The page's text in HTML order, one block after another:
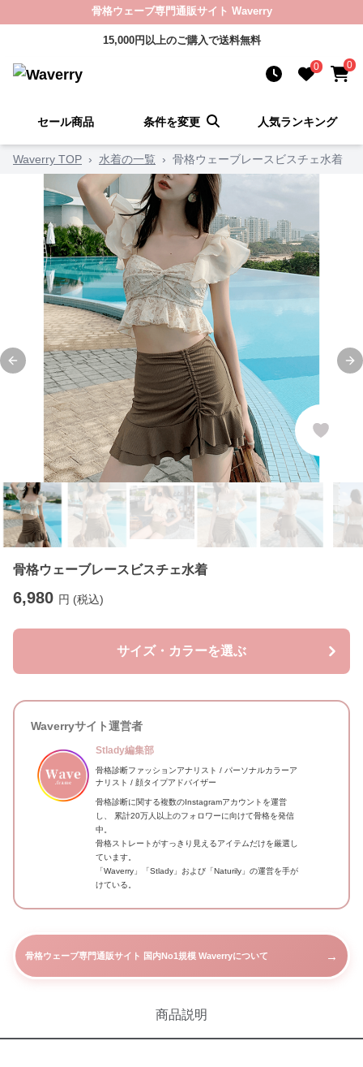
骨格ウェーブ専門通販サイト Waverry
15,000円以上のご購入で送料無料
0 0
セール商品 条件を変更 人気ランキング
Waverry TOP › 水着の一覧 › 骨格ウェーブレースビスチェ水着
Previous slide
骨格ウェーブレースビスチェ水着
6,980 円 (税込)
サイズ・カラーを選ぶ
Waverryサイト運営者
Stlady編集部
骨格診断ファッションアナリスト / パーソナルカラーア
ナリスト / 顔タイプアドバイザー
骨格診断に関する複数のInstagramアカウントを運営
し、 累計20万人以上のフォロワーに向けて骨格を発信
中。
骨格ストレートがすっきり見えるアイテムだけを厳選し
ています。
「Waverry」「Stlady」および「Naturily」の運営を手が
けている。
骨格ウェーブ専門通販サイト 国内No1規模 Waverryについて →
商品説明